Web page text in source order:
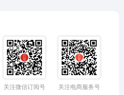
关注微信订阅号 关注电商服务号